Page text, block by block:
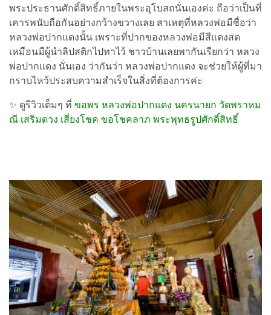
พระประธานศักดิ์สิทธิ์ภายในพระอุโบสถนั่นเองค่ะ ถือว่าเป็นที่
เคารพนับถือกันอย่างกว้างขวางเลย สาเหตุที่หลวงพ่อมีชื่อว่า
หลวงพ่อปากแดงนั้น เพราะที่ปากของหลวงพ่อมีสีแดงสด
เหมือนมีผู้นำลิปสติกไปทาไว้ ชาวบ้านเลยพากันเรียกว่า หลวง
พ่อปากแดง นั่นเอง ว่ากันว่า หลวงพ่อปากแดง จะช่วยให้ผู้ที่มา
กราบไหว้ประสบความสำเร็จในสิ่งที่ต้องการค่ะ
✨ ดูรีวิวเต็มๆ ที่ ขอพร หลวงพ่อปากแดง นครนายก วัดพราหม
ณี เสริมดวง เสี่ยงโชค ขอโชคลาภ พระพุทธรูปศักดิ์สิทธิ์